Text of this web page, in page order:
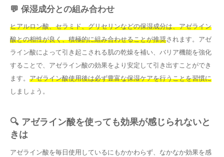
💬 保湿成分との組み合わせ
ヒアルロン酸、セラミド、グリセリンなどの保湿成分は、アゼライン
酸との相性が良く、積極的に組み合わせることが推奨されます。アゼ
ライン酸によって引き起こされる肌の乾燥を補い、バリア機能を強化
することで、アゼライン酸の効果をより安定して引き出すことができ
ます。 アゼライン酸使用後は必ず豊富な保湿ケアを行うことを習慣に
しましょう。
🔍 アゼライン酸を使っても効果が感じられないと
きは
アゼライン酸を毎日使用しているにもかかわらず、なかなか効果を感